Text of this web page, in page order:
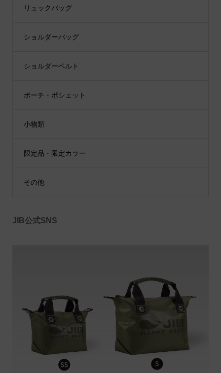
リュックバッグ
ショルダーバッグ
ショルダーベルト
ポーチ・ポシェット
小物類
限定品・限定カラー
その他
JIB公式SNS